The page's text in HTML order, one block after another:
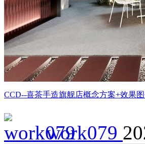
CCD--喜茶手造旗舰店概念方案+效果
work079